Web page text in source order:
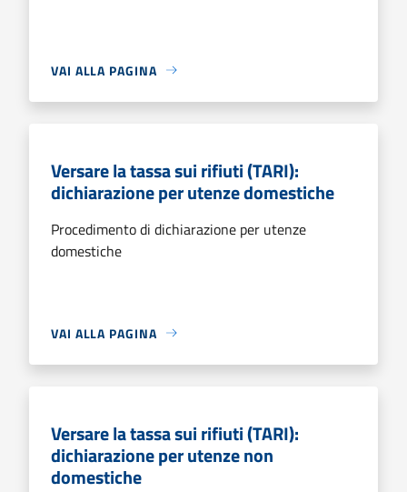
VAI ALLA PAGINA
Versare la tassa sui rifiuti (TARI):
dichiarazione per utenze domestiche
Procedimento di dichiarazione per utenze
domestiche
VAI ALLA PAGINA
Versare la tassa sui rifiuti (TARI):
dichiarazione per utenze non
domestiche